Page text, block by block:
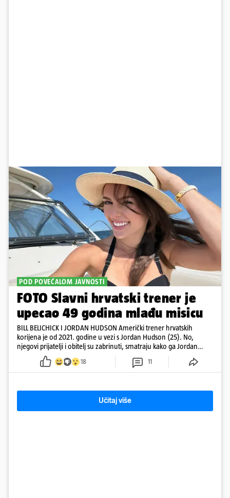
POD POVEĆALOM JAVNOSTI
FOTO Slavni hrvatski trener je
upecao 49 godina mlađu misicu
BILL BELICHICK I JORDAN HUDSON Američki trener hrvatskih
korijena je od 2021. godine u vezi s Jordan Hudson (25). No,
njegovi prijatelji i obitelj su zabrinuti, smatraju kako ga Jordan
kontrolira
18 11
Učitaj više